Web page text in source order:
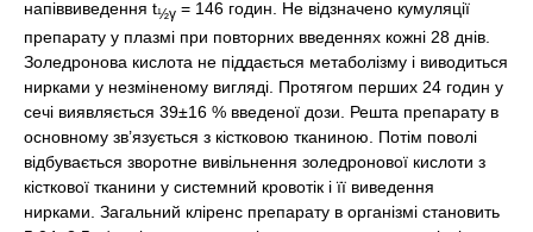
напіввиведення t½γ = 146 годин. Не відзначено кумуляції
препарату у плазмі при повторних введеннях кожні 28 днів.
Золедронова кислота не піддається метаболізму і виводиться
нирками у незміненому вигляді. Протягом перших 24 годин у
сечі виявляється 39±16 % введеної дози. Решта препарату в
основному зв’язується з кістковою тканиною. Потім поволі
відбувається зворотне вивільнення золедронової кислоти з
кісткової тканини у системний кровотік і її виведення
нирками. Загальний кліренс препарату в організмі становить